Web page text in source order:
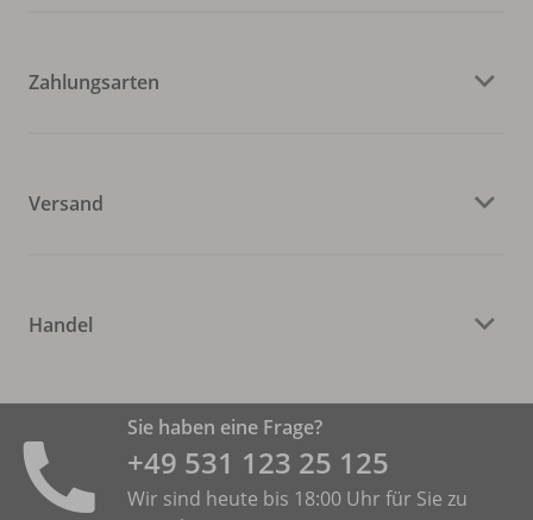
Zahlungsarten
Versand
Handel
Sie haben eine Frage?
+49 531 ­123 25 125
Wir sind heute bis 18:00 Uhr für Sie zu